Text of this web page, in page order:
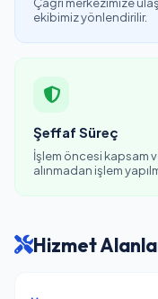
ekibimiz yönlendirilir.
Şeffaf Süreç
İşlem öncesi kapsam
alınmadan işlem
Hizmet